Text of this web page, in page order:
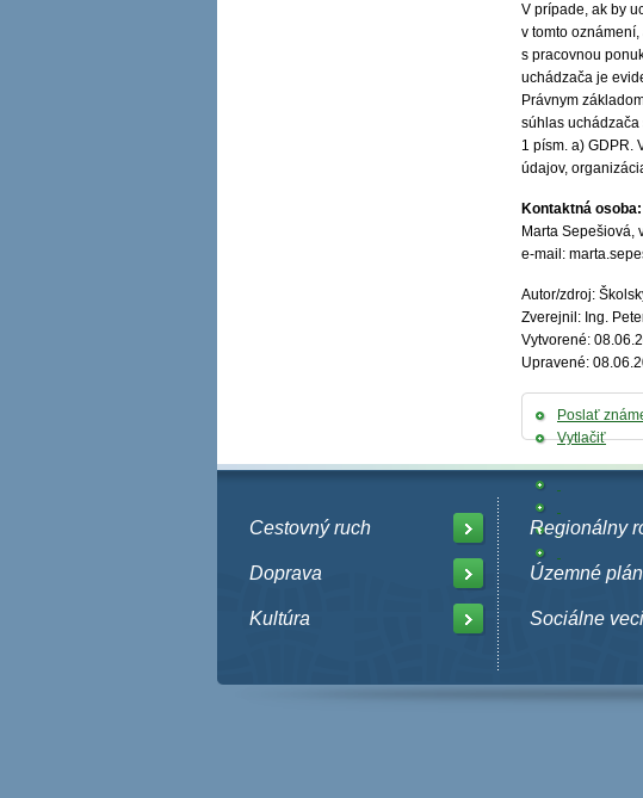
V prípade, ak by
v tomto
s pracovnou
uchádzača je
Právnym
súhlas
1 písm. a) GDPR.
údajov,
Kontaktná osoba:
Marta Sepešiová,
e-mail:
Autor/zdroj:
Zverejnil: Ing.
Vytvorené:
Upravené:
Poslať
Vytlačiť
Cestovný ruch
Doprava
Kultúra
Regionálny
Územné
Sociálne veci